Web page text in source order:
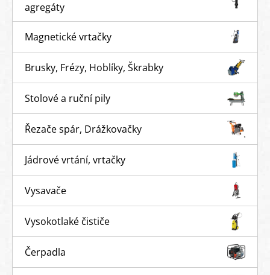
agregáty
Magnetické vrtačky
Brusky, Frézy, Hoblíky, Škrabky
Stolové a ruční pily
Řezače spár, Drážkovačky
Jádrové vrtání, vrtačky
Vysavače
Vysokotlaké čističe
Čerpadla